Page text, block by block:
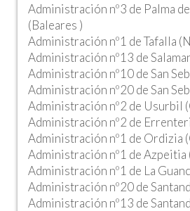
Administración nº3 de Palma
(Baleares )
Administración nº1 de Tafalla
Administración nº13 de
Administración nº10 de San
Administración nº20 de San
Administración nº2 de Usurbil
Administración nº2 de
Administración nº1 de Ordizia
Administración nº1 de Azpeitia
Administración nº1 de La
Administración nº20 de
Administración nº13 de